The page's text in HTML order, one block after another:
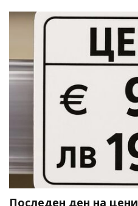
Последен ден на